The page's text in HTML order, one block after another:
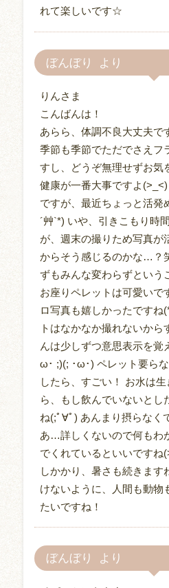
れて楽しいです☆
ぼんぼり
りんさま
こんばんは！
あらら、体調不良大丈夫で
季節も季節でただでさえフ
すし、どうぞ無理せずお気
健康が一番大事ですよ
ですが、最近ちょっと活発
´艸`*) いや、引きこもり時
が、週末の撮りため写真が
からそう感じるのかな…？
ずもみんな変わらずという
お座りペレットは可愛いで
ロ写真も嬉しかったですね
トはなかなか撮れないか
んは少しずつ意思表示を覚
ω･ ;)(; ･ω･) ペレット要ら
したら、すごい！ お水は
ら、もし飲んでいないとし
ね(;ﾟ∀ﾟ) あんまり摂らなく
あ…詳しくないので何もわ
でくれているといいですね
しかかり、暑さも続きます
けないように、人間も動物
たいですね！
ぼんぼり